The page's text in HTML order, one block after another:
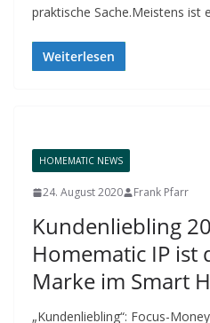
praktische Sache.Meistens ist
Weiterlesen
HOMEMATIC NEWS
24. August 2020 Frank Pfarr
Kundenliebling
Homematic IP ist
Marke im Smart
„Kundenliebling“: Focus-